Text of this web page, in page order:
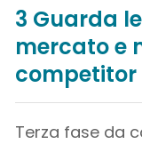
3 Guarda
mercato e
competitor
Terza fase da